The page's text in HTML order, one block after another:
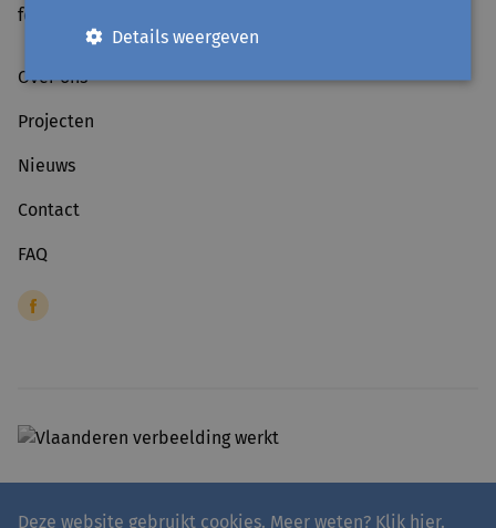
feestdagen.
Over ons
Projecten
Nieuws
Contact
FAQ
Deze website gebruikt cookies. Meer weten? Klik hier.
Details weergeven